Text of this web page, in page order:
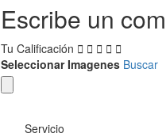
Escribe un
Tu Calificación
Seleccionar Imagenes Buscar
Servicio